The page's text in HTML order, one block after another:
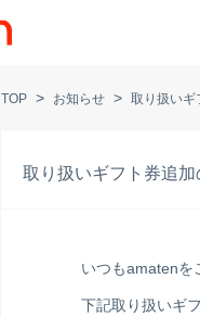
TOP > お知らせ > 取り扱いギ
取り扱いギフト券追
いつもamatenを
下記取り扱いギ